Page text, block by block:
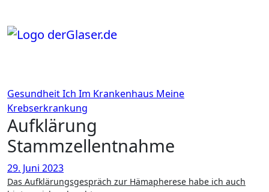
springen
GesundheitIch Im Krankenhaus Meine
Krebserkrankung
Aufklärung
Stammzellentnahme
29. Juni 2023
Das Aufklärungsgespräch zur Hämapherese habe ich auch